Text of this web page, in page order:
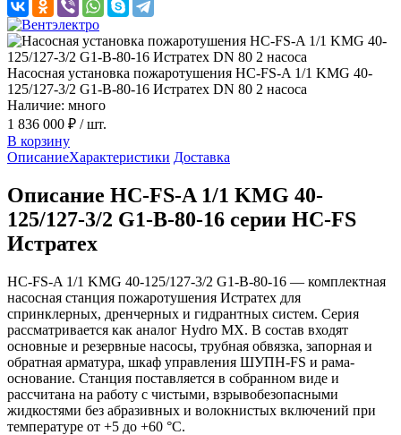
Насосная установка пожаротушения HC-FS-A 1/1 KMG 40-
125/127-3/2 G1-B-80-16 Истратех DN 80 2 насоса
Наличие: много
1 836 000 ₽ / шт.
В корзину
ОписаниеХарактеристики Доставка
Описание HC-FS-A 1/1 KMG 40-
125/127-3/2 G1-B-80-16 серии HC-FS
Истратех
HC-FS-A 1/1 KMG 40-125/127-3/2 G1-B-80-16 — комплектная
насосная станция пожаротушения Истратех для
спринклерных, дренчерных и гидрантных систем. Серия
рассматривается как аналог Hydro MX. В состав входят
основные и резервные насосы, трубная обвязка, запорная и
обратная арматура, шкаф управления ШУПН-FS и рама-
основание. Станция поставляется в собранном виде и
рассчитана на работу с чистыми, взрывобезопасными
жидкостями без абразивных и волокнистых включений при
температуре от +5 до +60 °С.